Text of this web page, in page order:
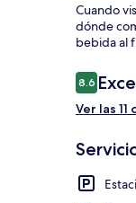
Cuando
dónde
bebida al
8.68.6 de
Ver las